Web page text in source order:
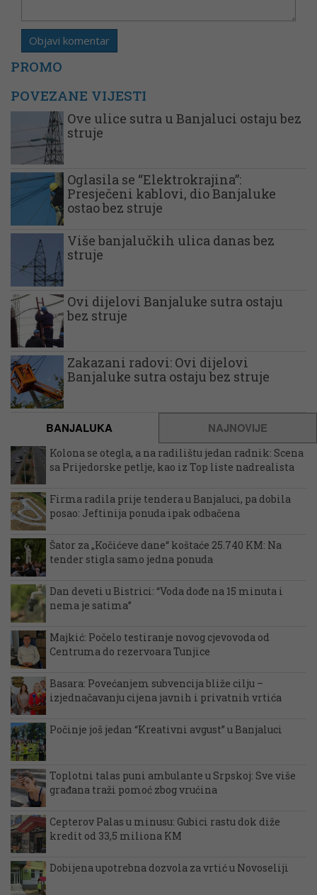
PROMO
POVEZANE VIJESTI
Ove ulice sutra u Banjaluci ostaju bez
struje
Oglasila se “Elektrokrajina”:
Presječeni kablovi, dio Banjaluke
ostao bez struje
Više banjalučkih ulica danas bez
struje
Ovi dijelovi Banjaluke sutra ostaju
bez struje
Zakazani radovi: Ovi dijelovi
Banjaluke sutra ostaju bez struje
BANJALUKA NAJNOVIJE
Kolona se otegla, a na radilištu jedan radnik: Scena
sa Prijedorske petlje, kao iz Top liste nadrealista
Firma radila prije tendera u Banjaluci, pa dobila
posao: Jeftinija ponuda ipak odbačena
Šator za „Kočićeve dane“ koštaće 25.740 KM: Na
tender stigla samo jedna ponuda
Dan deveti u Bistrici: “Voda dođe na 15 minuta i
nema je satima”
Majkić: Počelo testiranje novog cjevovoda od
Centruma do rezervoara Tunjice
Basara: Povećanjem subvencija bliže cilju –
izjednačavanju cijena javnih i privatnih vrtića
Počinje još jedan “Kreativni avgust” u Banjaluci
Toplotni talas puni ambulante u Srpskoj: Sve više
građana traži pomoć zbog vrućina
Cepterov Palas u minusu: Gubici rastu dok diže
kredit od 33,5 miliona KM
Dobijena upotrebna dozvola za vrtić u Novoseliji